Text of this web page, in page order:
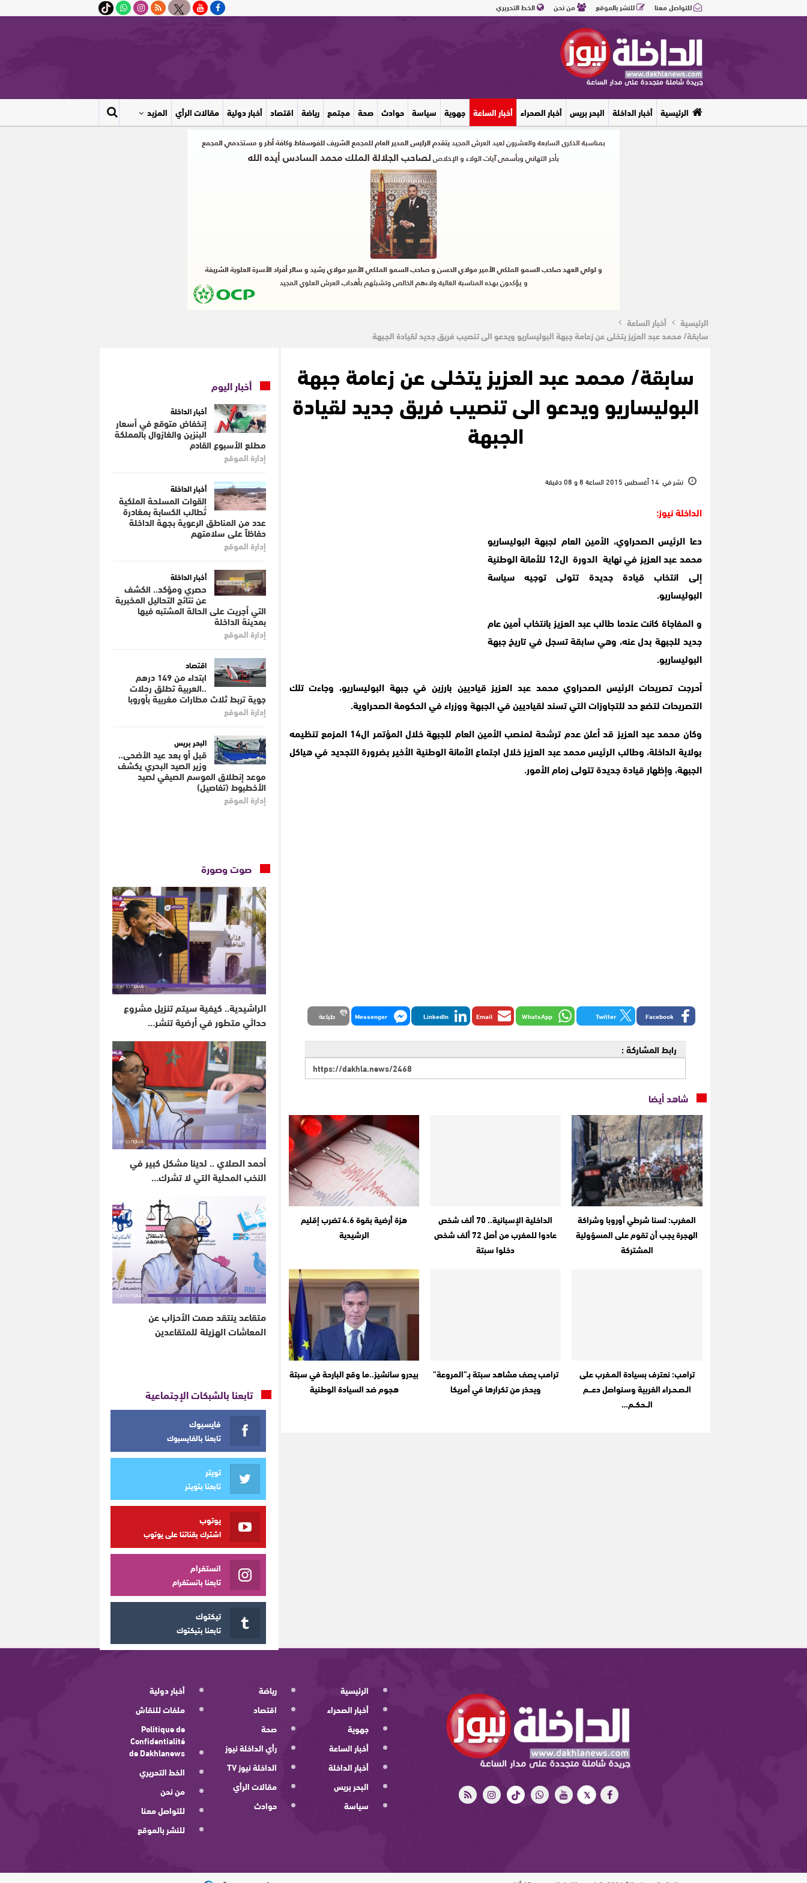
للتواصل معنا للنشر بالموقع من نحن الخط التحريري
الرئيسية أخبار الداخلة البحر بريس أخبار الصحراء أخبار الساعة جهوية سياسة حوادث صحة مجتمع رياضة اقتصاد أخبار دولية مقالات الرأي المزيد
الرئيسية
أخبار الساعة
سابقة/ محمد عبد العزيز يتخلى عن زعامة جبهة البوليساريو ويدعو الى تنصيب فريق جديد لقيادة الجبهة
سابقة/ محمد عبد العزيز يتخلى عن زعامة جبهة
البوليساريو ويدعو الى تنصيب فريق جديد لقيادة
الجبهة
نشر في 14 أغسطس 2015 الساعة 8 و 08 دقيقة
الداخلة نيوز:
دعا الرئيس الصحراوي، الأمين العام لجبهة البوليساريو
محمد عبد العزيز في نهاية الدورة ال12 للأمانة الوطنية
إلى انتخاب قيادة جديدة تتولى توجيه سياسة
البوليساريو.
و المفاجاة كانت عندما طالب عبد العزيز بانتخاب أمين عام
جديد للجبهة بدل عنه، وهي سابقة تسجل في تاريخ جبهة
البوليساريو.
أحرجت تصريحات الرئيس الصحراوي محمد عبد العزيز قياديين بارزين في جبهة البوليساريو، وجاءت تلك
التصريحات لتضع حد للتجاوزات التي تسند لقياديين في الجبهة ووزراء في الحكومة الصحراوية.
وكان محمد عبد العزيز قد أعلن عدم ترشحة لمنصب الأمين العام للجبهة خلال المؤتمر ال14 المزمع تنظيمه
بولاية الداخلة، وطالب الرئيس محمد عبد العزيز خلال اجتماع الأمانة الوطنية الأخير بضرورة التجديد في هياكل
الجبهة، وإظهار قيادة جديدة تتولى زمام الأمور.
Facebook
Twitter
WhatsApp
Email
LinkedIn
Messenger طباعة
رابط المشاركة :
شاهد أيضا
المغرب: لسنا شرطي أوروبا وشراكة
الهجرة يجب أن تقوم على المسؤولية
المشتركة
الداخلية الإسبانية.. 70 ألف شخص
عادوا للمغرب من أصل 72 ألف شخص
دخلوا سبتة
هزة أرضية بقوة 4.6 تضرب إقليم
الرشيدية
ترامب: نعترف بسيادة المـغرب على
الـصـحـراء الغربية وسنواصل دعـــم
الــحكــم…
ترامب يصف مشاهد سبتة بـ”المروعة”
ويحذر من تكرارها في أمريكا
بيدرو سانشيز..ما وقع البارحة في سبتة
هجوم ضد السيادة الوطنية
أخبار اليوم
أخبار الداخلة
إنخفاض متوقع في أسعار
البنزين والغازوال بالمملكة
مطلع الأسبوع القادم
إدارة الموقع
أخبار الداخلة
القوات المسلحة الملكية
تُطالب الكسابة بمغادرة
عدد من المناطق الرعوية بجهة الداخلة
حفاظاً على سلامتهم
إدارة الموقع
أخبار الداخلة
حصري ومؤكد.. الكشف
عن نتائج التحاليل المخبرية
التي أجريت على الحالة المشتبه فيها
بمدينة الداخلة
إدارة الموقع
اقتصاد
ابتداء من 149 درهم
..العربية تطلق رحلات
جوية تربط ثلاث مطارات مغربية بأوروبا
إدارة الموقع
البحر بريس
قبل أو بعد عيد الأضحى..
وزير الصيد البحري يكشف
موعد إنطلاق الموسم الصيفي لصيد
الأخطبوط (تفاصيل)
إدارة الموقع
صوت وصورة
الراشيدية.. كيفية سيتم تنزيل مشروع
حداثي متطور في أرضية تنشر…
أحمد الصلاي .. لدينا مشكل كبير في
النخب المحلية التي لا تشرك…
متقاعد ينتقد صمت الأحزاب عن
المعاشات الهزيلة للمتقاعدين
تابعنا بالشبكات الإجتماعية
فايسبوك
تابعنا بالفايسبوك
تويتر
تابعنا بتويتر
يوتوب
اشترك بقناتنا على يوتوب
انستغرام
تابعنا بانستغرام
تيكتوك
تابعنا بتيكتوك
الرئيسية
أخبار الصحراء
جهوية
أخبار الساعة
أخبار الداخلة
البحر بريس
سياسة
رياضة
اقتصاد
صحة
رأي الداخلة نيوز
الداخلة نيوز TV
مقالات الرأي
حوادث
أخبار دولية
ملفات للنقاش
Politique de
Confidentialité
de Dakhlanews
الخط التحريري
من نحن
للتواصل معنا
للنشر بالموقع